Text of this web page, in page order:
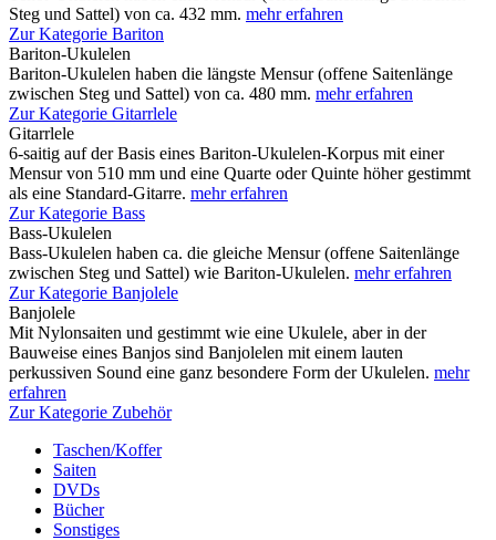
Steg und Sattel) von ca. 432 mm. mehr erfahren
Zur Kategorie Bariton
Bariton-Ukulelen
Bariton-Ukulelen haben die längste Mensur (offene Saitenlänge
zwischen Steg und Sattel) von ca. 480 mm. mehr erfahren
Zur Kategorie Gitarrlele
Gitarrlele
6-saitig auf der Basis eines Bariton-Ukulelen-Korpus mit einer
Mensur von 510 mm und eine Quarte oder Quinte höher gestimmt
als eine Standard-Gitarre. mehr erfahren
Zur Kategorie Bass
Bass-Ukulelen
Bass-Ukulelen haben ca. die gleiche Mensur (offene Saitenlänge
zwischen Steg und Sattel) wie Bariton-Ukulelen. mehr erfahren
Zur Kategorie Banjolele
Banjolele
Mit Nylonsaiten und gestimmt wie eine Ukulele, aber in der
Bauweise eines Banjos sind Banjolelen mit einem lauten
perkussiven Sound eine ganz besondere Form der Ukulelen. mehr
erfahren
Zur Kategorie Zubehör
Taschen/Koffer
Saiten
DVDs
Bücher
Sonstiges